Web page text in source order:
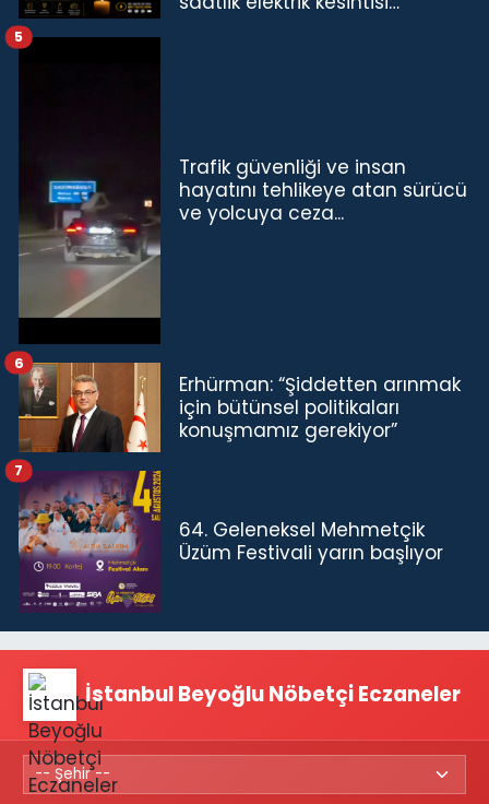
Trafik güvenliği ve insan
hayatını tehlikeye atan sürücü
ve yolcuya ceza...
5
Erhürman: “Şiddetten arınmak
için bütünsel politikaları
konuşmamız gerekiyor”
6
64. Geleneksel Mehmetçik
Üzüm Festivali yarın başlıyor
7
İstanbul Beyoğlu Nöbetçi Eczaneler